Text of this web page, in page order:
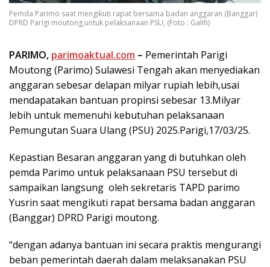
Pemda Parimo saat mengikuti rapat bersama badan anggaran (Banggar)
DPRD Parigi moutong,untuk pelaksanaan PSU, (Foto : Galih)
PARIMO, parimoaktual.com – Pemerintah Parigi
Moutong (Parimo) Sulawesi Tengah akan menyediakan
anggaran sebesar delapan milyar rupiah lebih,usai
mendapatakan bantuan propinsi sebesar 13.Milyar
lebih untuk memenuhi kebutuhan pelaksanaan
Pemungutan Suara Ulang (PSU) 2025.Parigi,17/03/25.
Kepastian Besaran anggaran yang di butuhkan oleh
pemda Parimo untuk pelaksanaan PSU tersebut di
sampaikan langsung oleh sekretaris TAPD parimo
Yusrin saat mengikuti rapat bersama badan anggaran
(Banggar) DPRD Parigi moutong.
“dengan adanya bantuan ini secara praktis mengurangi
beban pemerintah daerah dalam melaksanakan PSU